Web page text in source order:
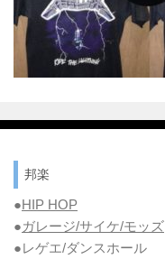
邦楽
●HIP HOP
●ガレージ/サイケ/モッズ
●レゲエ/ダンスホール